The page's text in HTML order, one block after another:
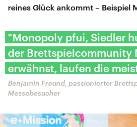
reines Glück ankommt – Beispiel
"Monopoly pfui, Siedler
der Brettspielcommunity
erwähnst, laufen die
Benjamin Freund, passionierter
Messebesucher